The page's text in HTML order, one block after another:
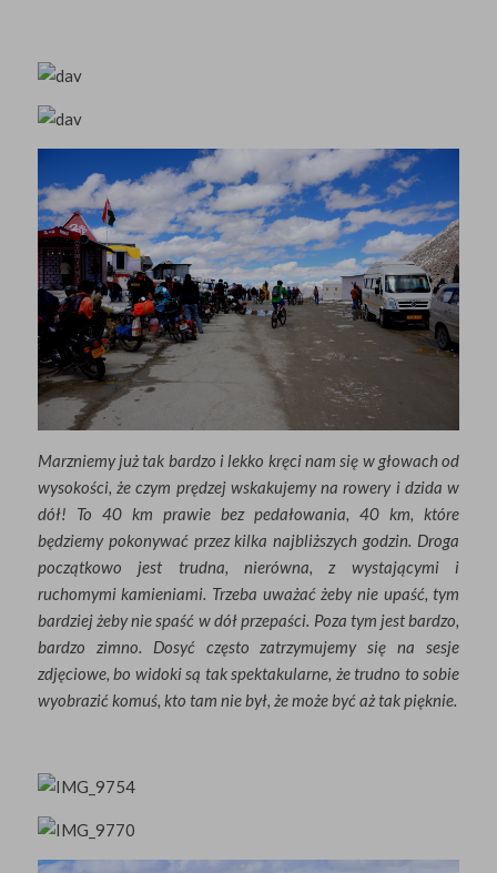
Marzniemy już tak bardzo i lekko kręci nam się w głowach od
wysokości, że czym prędzej wskakujemy na rowery i dzida w
dół! To 40 km prawie bez pedałowania, 40 km, które
będziemy pokonywać przez kilka najbliższych godzin. Droga
początkowo jest trudna, nierówna, z wystającymi i
ruchomymi kamieniami. Trzeba uważać żeby nie upaść, tym
bardziej żeby nie spaść w dół przepaści. Poza tym jest bardzo,
bardzo zimno. Dosyć często zatrzymujemy się na sesje
zdjęciowe, bo widoki są tak spektakularne, że trudno to sobie
wyobrazić komuś, kto tam nie był, że może być aż tak pięknie.